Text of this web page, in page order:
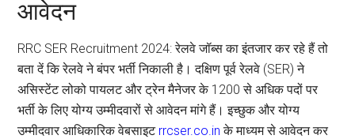
आवेदन
RRC SER Recruitment 2024: रेलवे जॉब्स का इंतजार कर रहे हैं तो
बता दें कि रेलवे ने बंपर भर्ती निकाली है। दक्षिण पूर्व रेलवे (SER) ने
असिस्टेंट लोको पायलट और ट्रेन मैनेजर के 1200 से अधिक पदों पर
भर्ती के लिए योग्य उम्मीदवारों से आवेदन मांगे हैं। इच्छुक और योग्य
उम्मीदवार आधिकारिक वेबसाइट rrcser.co.in के माध्यम से आवेदन कर